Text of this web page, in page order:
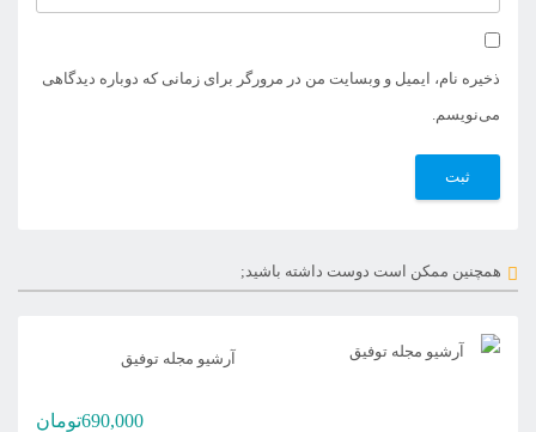
ذخیره نام، ایمیل و وبسایت من در مرورگر برای زمانی که دوباره دیدگاهی
می‌نویسم.
همچنین ممکن است دوست داشته باشید;
آرشیو مجله توفیق
690,000تومان